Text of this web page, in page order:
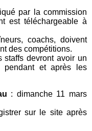
par la commission
est téléchargeable à
coachs, doivent
des compétitions.
staffs devront avoir un
pendant et après les
: dimanche 11 mars
sur le site après